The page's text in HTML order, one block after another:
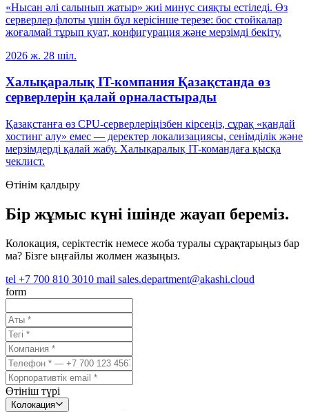
«Нысан әлі салынып жатыр» жиі минус сияқты естіледі. Өз
серверлер флоты үшін бұл керісінше терезе: бос стойкалар
жоғалмай тұрып қуат, конфигурация және мерзімді бекіту.
2026 ж. 28 шіл.
Халықаралық IT-компания Қазақстанда өз
серверлерін қалай орналастырады
Қазақстанға өз CPU-серверлеріңізбен кірсеңіз, сұрақ «қандай
хостинг алу» емес — деректер локализациясы, сенімділік және
мерзімдерді қалай жабу. Халықаралық IT-командаға қысқа
чеклист.
Өтінім қалдыру
Бір жұмыс күні ішінде жауап береміз.
Колокация, серіктестік немесе жоба туралы сұрақтарыңыз бар
ма? Бізге ыңғайлы жолмен жазыңыз.
tel +7 700 810 3010 mail sales.department@akashi.cloud
form
Өтініш түрі
Колокация